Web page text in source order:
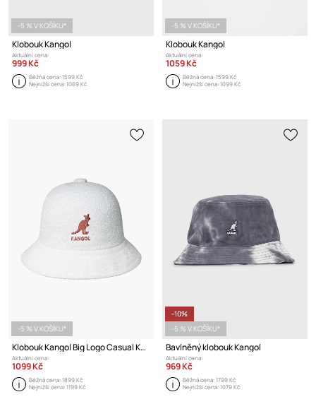
-5 % V KOŠÍKU*
Klobouk Kangol
Aktuální cena:
999 Kč
Běžná cena:1599 Kč
Nejnižší cena:1069 Kč
-5 % V KOŠÍKU*
Klobouk Kangol
Aktuální cena:
1059 Kč
Běžná cena:1599 Kč
Nejnižší cena:1099 Kč
-5 % V KOŠÍKU*
Klobouk Kangol Big Logo Casual K3407 WHITE
Aktuální cena:
1099 Kč
Běžná cena:1899 Kč
Nejnižší cena:1199 Kč
-10%
-5 % V KOŠÍKU*
Bavlněný klobouk Kangol
Aktuální cena:
969 Kč
Běžná cena:1799 Kč
Nejnižší cena:1079 Kč